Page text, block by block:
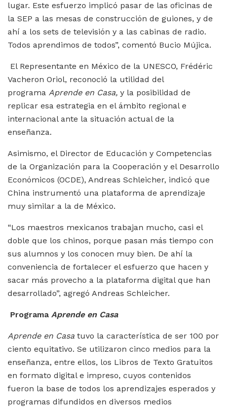
lugar. Este esfuerzo implicó pasar de las oficinas de
la SEP a las mesas de construcción de guiones, y de
ahí a los sets de televisión y a las cabinas de radio.
Todos aprendimos de todos”, comentó Bucio Mújica.
El Representante en México de la UNESCO, Frédéric
Vacheron Oriol, reconoció la utilidad del
programa Aprende en Casa, y la posibilidad de
replicar esa estrategia en el ámbito regional e
internacional ante la situación actual de la
enseñanza.
Asimismo, el Director de Educación y Competencias
de la Organización para la Cooperación y el Desarrollo
Económicos (OCDE), Andreas Schleicher, indicó que
China instrumentó una plataforma de aprendizaje
muy similar a la de México.
“Los maestros mexicanos trabajan mucho, casi el
doble que los chinos, porque pasan más tiempo con
sus alumnos y los conocen muy bien. De ahí la
conveniencia de fortalecer el esfuerzo que hacen y
sacar más provecho a la plataforma digital que han
desarrollado”, agregó Andreas Schleicher.
Programa Aprende en Casa
Aprende en Casa tuvo la característica de ser 100 por
ciento equitativo. Se utilizaron cinco medios para la
enseñanza, entre ellos, los Libros de Texto Gratuitos
en formato digital e impreso, cuyos contenidos
fueron la base de todos los aprendizajes esperados y
programas difundidos en diversos medios